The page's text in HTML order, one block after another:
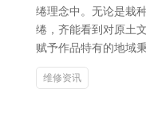
绻理念中。无论是栽
绻，齐能看到对原土
赋予作品特有的地域
维修资讯